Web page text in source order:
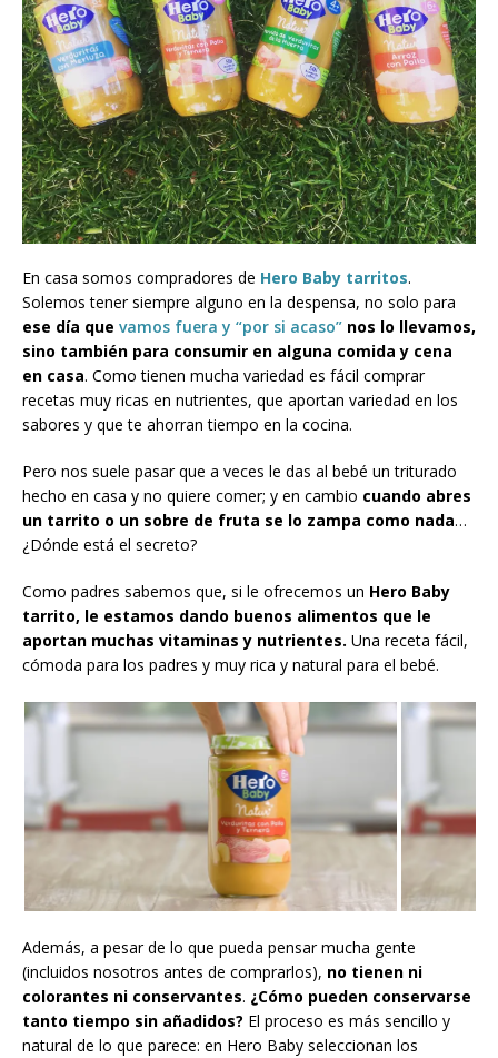
En casa somos compradores de Hero Baby tarritos.
Solemos tener siempre alguno en la despensa, no solo para
ese día que vamos fuera y “por si acaso” nos lo llevamos,
sino también para consumir en alguna comida y cena
en casa. Como tienen mucha variedad es fácil comprar
recetas muy ricas en nutrientes, que aportan variedad en los
sabores y que te ahorran tiempo en la cocina.
Pero nos suele pasar que a veces le das al bebé un triturado
hecho en casa y no quiere comer; y en cambio cuando abres
un tarrito o un sobre de fruta se lo zampa como nada…
¿Dónde está el secreto?
Como padres sabemos que, si le ofrecemos un Hero Baby
tarrito, le estamos dando buenos alimentos que le
aportan muchas vitaminas y nutrientes. Una receta fácil,
cómoda para los padres y muy rica y natural para el bebé.
Además, a pesar de lo que pueda pensar mucha gente
(incluidos nosotros antes de comprarlos), no tienen ni
colorantes ni conservantes. ¿Cómo pueden conservarse
tanto tiempo sin añadidos? El proceso es más sencillo y
natural de lo que parece: en Hero Baby seleccionan los